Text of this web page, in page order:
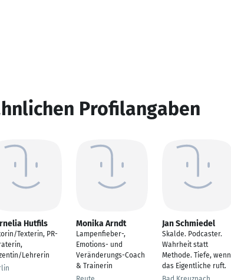
Profilangaben
Hutfils
Texterin, PR-
Lehrerin
Monika Arndt
Lampenfieber-,
Emotions- und
Veränderungs-Coach
& Trainerin
Jan Schmiedel
Skalde. Podcaster.
Wahrheit statt
Methode. Tiefe, wenn
das Eigentliche ruft.